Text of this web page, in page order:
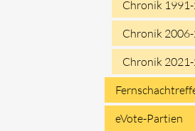
Chronik
Chronik
Chronik
eVote-Partien